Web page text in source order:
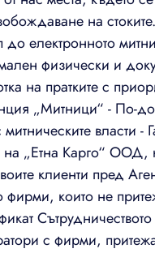
на
електронното
физически и
на пратките с
„Митници“ - По-
власти -
„Етна Карго“ ООД,
клиенти пред
които не
с фирми,